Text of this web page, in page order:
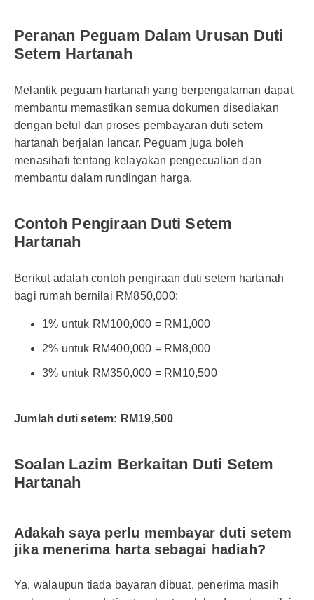
Peranan Peguam Dalam Urusan Duti
Setem Hartanah
Melantik peguam hartanah yang berpengalaman dapat
membantu memastikan semua dokumen disediakan
dengan betul dan proses pembayaran duti setem
hartanah berjalan lancar. Peguam juga boleh
menasihati tentang kelayakan pengecualian dan
membantu dalam rundingan harga.
Contoh Pengiraan Duti Setem
Hartanah
Berikut adalah contoh pengiraan duti setem hartanah
bagi rumah bernilai RM850,000:
1% untuk RM100,000 = RM1,000
2% untuk RM400,000 = RM8,000
3% untuk RM350,000 = RM10,500
Jumlah duti setem: RM19,500
Soalan Lazim Berkaitan Duti Setem
Hartanah
Adakah saya perlu membayar duti setem
jika menerima harta sebagai hadiah?
Ya, walaupun tiada bayaran dibuat, penerima masih